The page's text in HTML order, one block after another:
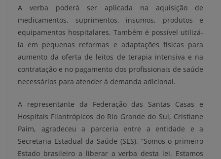
A verba poderá ser aplicada na aquisição de
medicamentos, suprimentos, insumos, produtos e
equipamentos hospitalares. Também é possível utilizá-
la em pequenas reformas e adaptações físicas para
aumento da oferta de leitos de terapia intensiva e na
contratação e no pagamento dos profissionais de saúde
necessários para atender à demanda adicional.
A representante da Federação das Santas Casas e
Hospitais Filantrópicos do Rio Grande do Sul, Cristiane
Paim, agradeceu a parceria entre a entidade e a
Secretaria Estadual da Saúde (SES). “Somos o primeiro
Estado brasileiro a liberar a verba desta lei. Estamos